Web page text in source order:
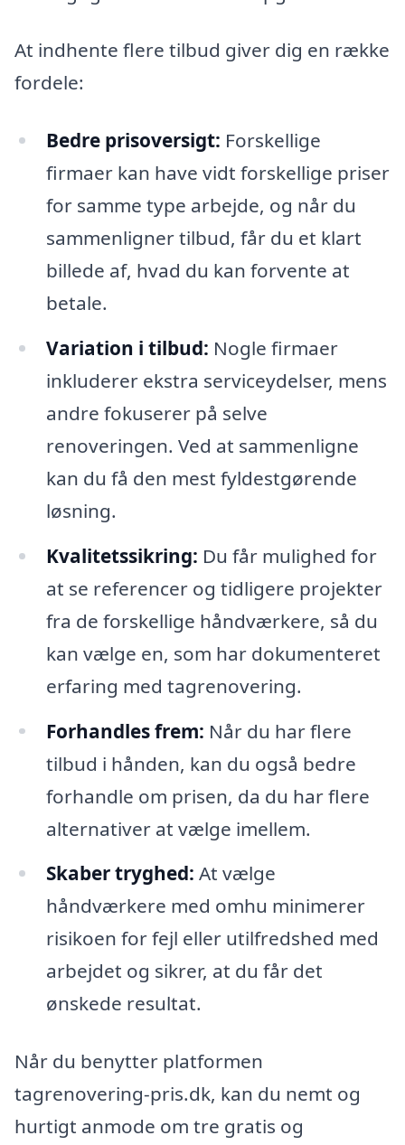
At indhente flere tilbud giver dig en række
fordele:
Bedre prisoversigt: Forskellige
firmaer kan have vidt forskellige priser
for samme type arbejde, og når du
sammenligner tilbud, får du et klart
billede af, hvad du kan forvente at
betale.
Variation i tilbud: Nogle firmaer
inkluderer ekstra serviceydelser, mens
andre fokuserer på selve
renoveringen. Ved at sammenligne
kan du få den mest fyldestgørende
løsning.
Kvalitetssikring: Du får mulighed for
at se referencer og tidligere projekter
fra de forskellige håndværkere, så du
kan vælge en, som har dokumenteret
erfaring med tagrenovering.
Forhandles frem: Når du har flere
tilbud i hånden, kan du også bedre
forhandle om prisen, da du har flere
alternativer at vælge imellem.
Skaber tryghed: At vælge
håndværkere med omhu minimerer
risikoen for fejl eller utilfredshed med
arbejdet og sikrer, at du får det
ønskede resultat.
Når du benytter platformen
tagrenovering-pris.dk, kan du nemt og
hurtigt anmode om tre gratis og